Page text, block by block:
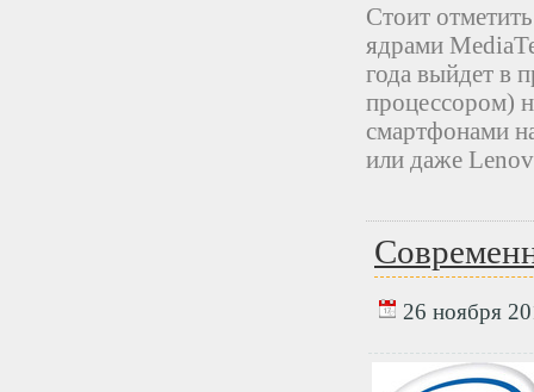
Стоит
ядрами
года выйдет в
процессором)
смартфонами
или даже
26 ноября